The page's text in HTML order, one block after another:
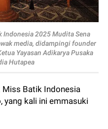
Indonesia 2025 Mudita Sena
media, didampingi founder
Yayasan Adikarya Pusaka
Hutapea
Miss Batik Indonesia
yang kali ini emmasuki